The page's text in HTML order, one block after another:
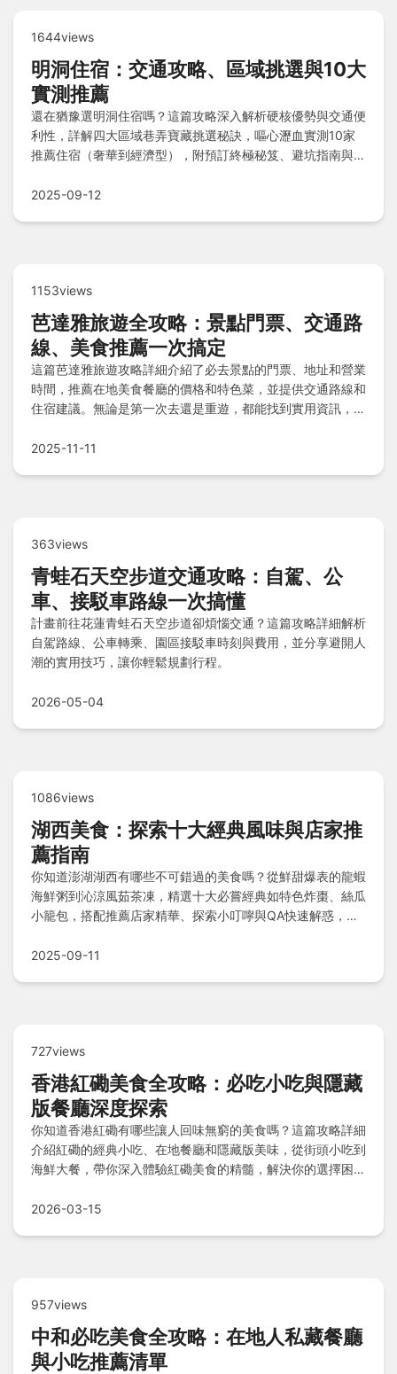
1644views
明洞住宿：交通攻略、區域挑選與10大
實測推薦
還在猶豫選明洞住宿嗎？這篇攻略深入解析硬核優勢與交通便
利性，詳解四大區域巷弄寶藏挑選秘訣，嘔心瀝血實測10家
推薦住宿（奢華到經濟型），附預訂終極秘笈、避坑指南與常
2025-09-12
1153views
芭達雅旅遊全攻略：景點門票、交通路
線、美食推薦一次搞定
這篇芭達雅旅遊攻略詳細介紹了必去景點的門票、地址和營業
時間，推薦在地美食餐廳的價格和特色菜，並提供交通路線和
住宿建議。無論是第一次去還是重遊，都能找到實用資訊，幫
2025-11-11
363views
青蛙石天空步道交通攻略：自駕、公
車、接駁車路線一次搞懂
計畫前往花蓮青蛙石天空步道卻煩惱交通？這篇攻略詳細解析
自駕路線、公車轉乘、園區接駁車時刻與費用，並分享避開人
潮的實用技巧，讓你輕鬆規劃行程。
2026-05-04
1086views
湖西美食：探索十大經典風味與店家推
薦指南
你知道澎湖湖西有哪些不可錯過的美食嗎？從鮮甜爆表的龍蝦
海鮮粥到沁涼風茹茶凍，精選十大必嘗經典如特色炸棗、絲瓜
小籠包，搭配推薦店家精華、探索小叮嚀與QA快速解惑，完
2025-09-11
727views
香港紅磡美食全攻略：必吃小吃與隱藏
版餐廳深度探索
你知道香港紅磡有哪些讓人回味無窮的美食嗎？這篇攻略詳細
介紹紅磡的經典小吃、在地餐廳和隱藏版美味，從街頭小吃到
海鮮大餐，帶你深入體驗紅磡美食的精髓，解決你的選擇困
2026-03-15
957views
中和必吃美食全攻略：在地人私藏餐廳
與小吃推薦清單